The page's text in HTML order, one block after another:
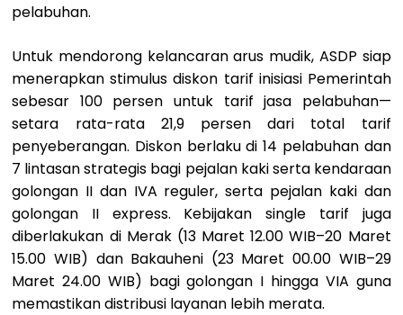
pelabuhan.
Untuk mendorong kelancaran arus mudik, ASDP siap
menerapkan stimulus diskon tarif inisiasi Pemerintah
sebesar 100 persen untuk tarif jasa pelabuhan—
setara rata-rata 21,9 persen dari total tarif
penyeberangan. Diskon berlaku di 14 pelabuhan dan
7 lintasan strategis bagi pejalan kaki serta kendaraan
golongan II dan IVA reguler, serta pejalan kaki dan
golongan II express. Kebijakan single tarif juga
diberlakukan di Merak (13 Maret 12.00 WIB–20 Maret
15.00 WIB) dan Bakauheni (23 Maret 00.00 WIB–29
Maret 24.00 WIB) bagi golongan I hingga VIA guna
memastikan distribusi layanan lebih merata.